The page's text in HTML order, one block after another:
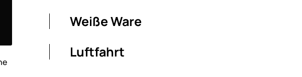
Weiße Ware
Luftfahrt